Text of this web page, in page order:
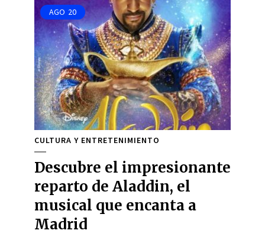
AGO 20
CULTURA Y ENTRETENIMIENTO
Descubre el impresionante
reparto de Aladdin, el
musical que encanta a
Madrid